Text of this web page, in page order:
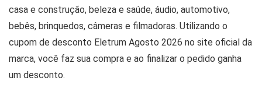
casa e construção, beleza e saúde, áudio, automotivo,
bebês, brinquedos, câmeras e filmadoras. Utilizando o
cupom de desconto Eletrum Agosto 2026 no site oficial da
marca, você faz sua compra e ao finalizar o pedido ganha
um desconto.